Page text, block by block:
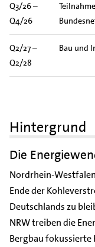
Q3/26 –
Q4/26
Q2/27 –
Q2/28
Bau und
Hintergrund
Die
Nordrhein-
Ende der
Deutschlands zu
NRW treiben die
Bergbau fokussierte